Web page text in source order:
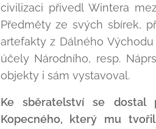
civilizaci přivedl Wintera
Předměty ze svých sbírek,
artefakty z Dálného
účely Národního, resp.
objekty i sám vystavoval.
Ke sběratelství se dostal
Kopecného, který mu